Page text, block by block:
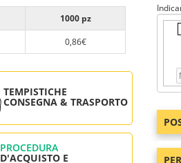
1000 pz
0,86€
TEMPISTICHE
CONSEGNA & TRASPORTO
PROCEDURA
D'ACQUISTO E